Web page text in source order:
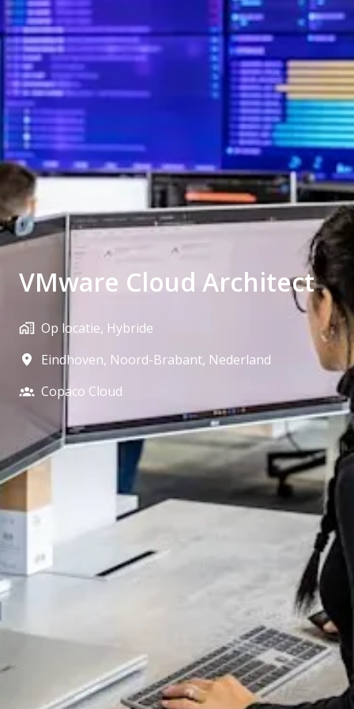
VMware Cloud Architect
Op locatie, Hybride
Eindhoven, Noord-Brabant, Nederland
Copaco Cloud